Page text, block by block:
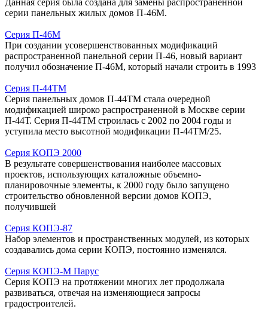
серии панельных жилых домов П-46М.
Серия П-46М
При создании усовершенствованных модификаций
распространенной панельной серии П-46, новый вариант
получил обозначение П-46М, который начали строить в 1993
Серия П-44ТМ
Серия панельных домов П-44ТМ стала очередной
модификацией широко распространенной в Москве серии
П-44Т. Серия П-44ТМ строилась с 2002 по 2004 годы и
уступила место высотной модификации П-44ТМ/25.
Серия КОПЭ 2000
В результате совершенствования наиболее массовых
проектов, использующих каталожные объемно-
планировочные элементы, к 2000 году было запущено
строительство обновленной версии домов КОПЭ,
получившей
Серия КОПЭ-87
Набор элементов и пространственных модулей, из которых
создавались дома серии КОПЭ, постоянно изменялся.
Серия КОПЭ-М Парус
Серия КОПЭ на протяжении многих лет продолжала
развиваться, отвечая на изменяющиеся запросы
градостроителей.